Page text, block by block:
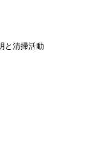
と清掃活動